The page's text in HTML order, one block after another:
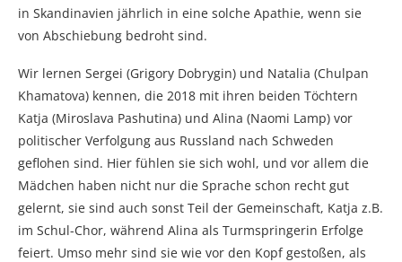
in Skandinavien jährlich in eine solche Apathie, wenn sie
von Abschiebung bedroht sind.
Wir lernen Sergei (Grigory Dobrygin) und Natalia (Chulpan
Khamatova) kennen, die 2018 mit ihren beiden Töchtern
Katja (Miroslava Pashutina) und Alina (Naomi Lamp) vor
politischer Verfolgung aus Russland nach Schweden
geflohen sind. Hier fühlen sie sich wohl, und vor allem die
Mädchen haben nicht nur die Sprache schon recht gut
gelernt, sie sind auch sonst Teil der Gemeinschaft, Katja z.B.
im Schul-Chor, während Alina als Turmspringerin Erfolge
feiert. Umso mehr sind sie wie vor den Kopf gestoßen, als